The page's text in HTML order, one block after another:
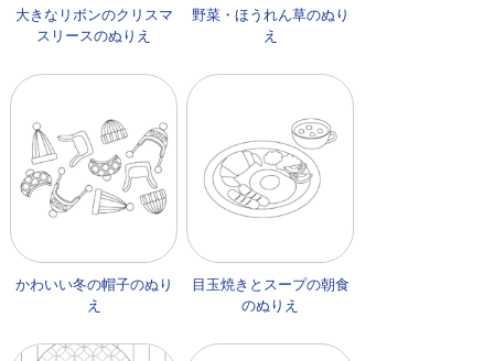
大きなリボンのクリスマ
スリースのぬりえ
野菜・ほうれん草のぬり
え
かわいい冬の帽子のぬり
え
目玉焼きとスープの朝食
のぬりえ